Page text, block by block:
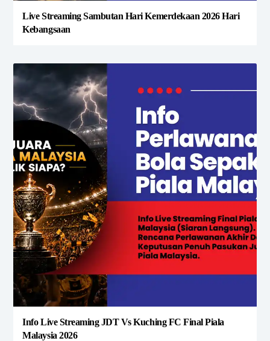
Live Streaming Sambutan Hari Kemerdekaan 2026 Hari
Kebangsaan
Info Live Streaming JDT Vs Kuching FC Final Piala
Malaysia 2026